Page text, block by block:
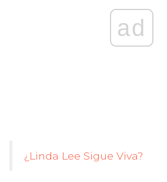
ad
¿Linda Lee Sigue Viva?